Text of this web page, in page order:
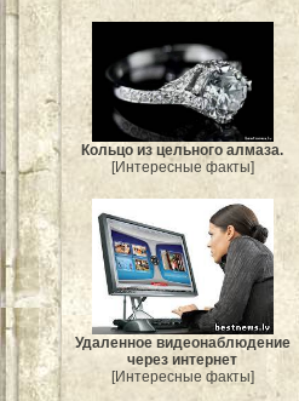
Кольцо из цельного алмаза.
[Интересные факты]
Удаленное видеонаблюдение
через интернет
[Интересные факты]